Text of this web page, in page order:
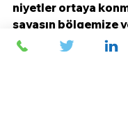
niyetler ortaya
savaşın bölgemize
istikrara zarar